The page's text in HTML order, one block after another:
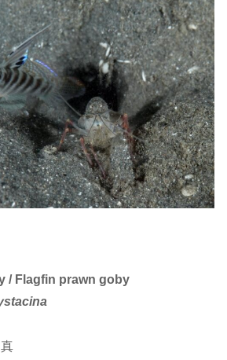
/ Flagfin prawn goby